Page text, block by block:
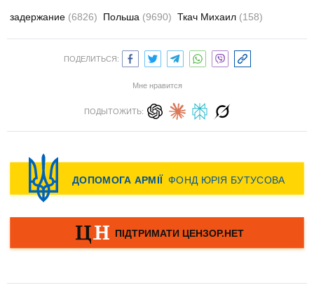
задержание (6826) Польша (9690) Ткач Михаил (158)
ПОДЕЛИТЬСЯ:
Мне нравится
ПОДЫТОЖИТЬ: